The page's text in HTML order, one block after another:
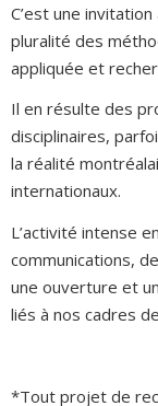
C’est une
pluralité des
appliquée et
Il en résulte des
disciplinaires,
la réalité
internationaux.
L’activité intense
communications,
une ouverture et
liés à nos cadres
*Tout projet de